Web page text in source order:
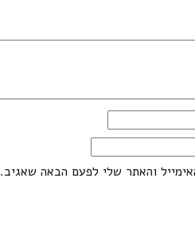
והאתר שלי לפעם הבאה שאגיב.